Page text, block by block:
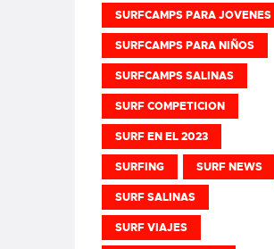
SURFCAMPS PARA JOVENES
SURFCAMPS PARA NIÑOS
SURFCAMPS SALINAS
SURF COMPETICION
SURF EN EL 2023
SURFING SURF NEWS
SURF SALINAS
SURF VIAJES